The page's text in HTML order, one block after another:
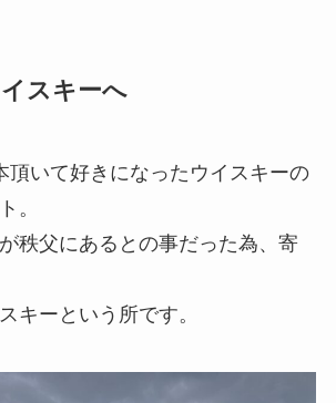
スキーへ
頂いて好きになったウイスキーの
。
秩父にあるとの事だった為、寄
キーという所です。